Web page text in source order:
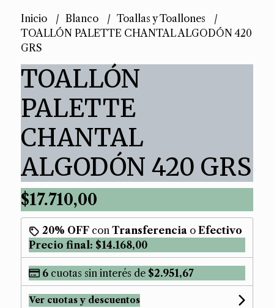
Inicio Blanco
Toallas y Toallones
TOALLÓN PALETTE CHANTAL ALGODÓN 420
GRS
TOALLÓN
PALETTE
CHANTAL
ALGODÓN 420 GRS
$17.710,00
20% OFFcon Transferenciao Efectivo
Precio final: $14.168,00
6cuotas sin interés de $2.951,67
Ver cuotas y descuentos